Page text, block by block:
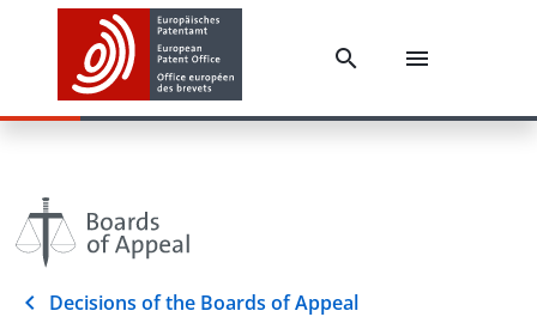
Decisions of the Boards of Appeal